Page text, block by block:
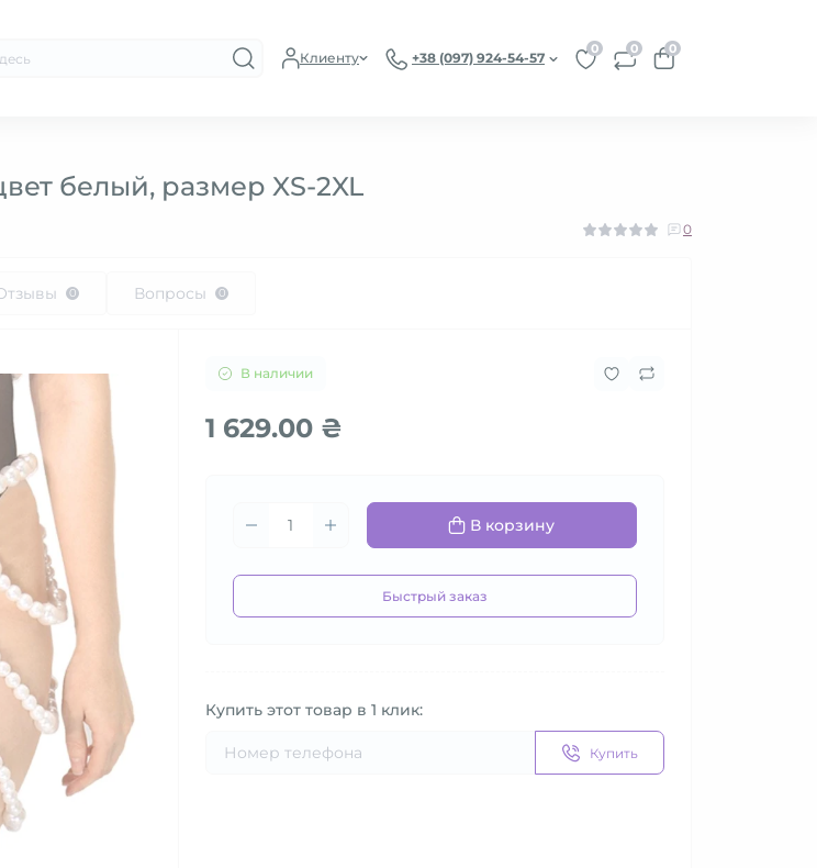
Клиенту +38 (097) 924-54-57
0 0 0
белый, размер XS-2XL
0
0 Вопросы 0
В наличии
1 629.00 ₴
В корзину
Быстрый заказ
Купить этот товар в 1 клик:
Купить